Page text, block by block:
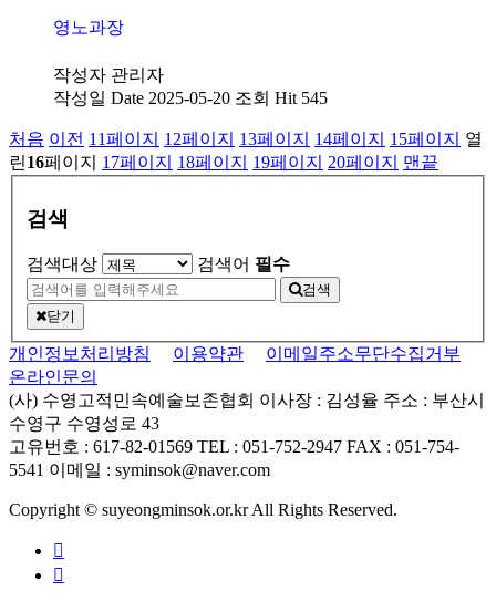
영노과장
작성자 관리자
작성일 Date 2025-05-20 조회 Hit 545
처음 이전 11페이지 12페이지 13페이지 14페이지 15페이지
열
린16페이지 17페이지 18페이지 19페이지 20페이지 맨끝
검색
검색대상 검색어 필수
검색
닫기
개인정보처리방침 이용약관
이메일주소무단수집거부
온라인문의
(사) 수영고적민속예술보존협회 이사장 : 김성율 주소 : 부산시
수영구 수영성로 43
고유번호 : 617-82-01569 TEL : 051-752-2947 FAX : 051-754-
5541 이메일 : syminsok@naver.com
Copyright © suyeongminsok.or.kr All Rights Reserved.